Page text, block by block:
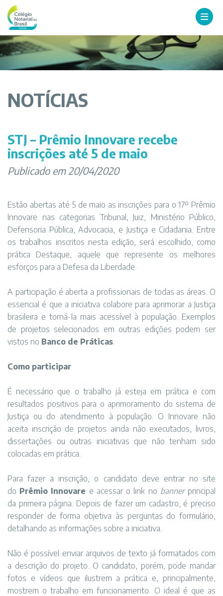
NOTÍCIAS
STJ – Prêmio Innovare recebe
inscrições até 5 de maio
Publicado em 20/04/2020
Estão abertas até 5 de maio as inscrições para o 17º Prêmio
Innovare nas categorias Tribunal, Juiz, Ministério Público,
Defensoria Pública, Advocacia, e Justiça e Cidadania. Entre
os trabalhos inscritos nesta edição, será escolhido, como
prática Destaque, aquele que represente os melhores
esforços para a Defesa da Liberdade.
A participação é aberta a profissionais de todas as áreas. O
essencial é que a iniciativa colabore para aprimorar a Justiça
brasileira e torná-la mais acessível à população. Exemplos
de projetos selecionados em outras edições podem ser
vistos no Banco de Práticas.
Como partic​​ipar
É necessário que o trabalho já esteja em prática e com
resultados positivos para o aprimoramento do sistema de
Justiça ou do atendimento à população. O Innovare não
aceita inscrição de projetos ainda não executados, livros,
dissertações ou outras iniciativas que não tenham sido
colocadas em prática.
Para fazer a inscrição, o candidato deve entrar no site
do Prêmio Innovare e acessar o link no bannerprincipal
da primeira página. Depois de fazer um cadastro, é preciso
responder de forma objetiva às perguntas do formulário,
detalhando as informações sobre a iniciativa.
Não é possível enviar arquivos de texto já formatados com
a descrição do projeto. O candidato, porém, pode mandar
fotos e vídeos que ilustrem a prática e, principalmente,
mostrem o trabalho em funcionamento. O ideal é que as